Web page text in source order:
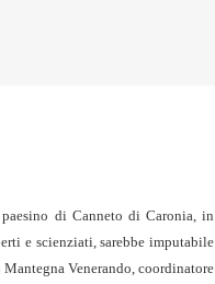
di Canneto di Caronia, in
e scienziati, sarebbe imputabile
Mantegna Venerando, coordinatore